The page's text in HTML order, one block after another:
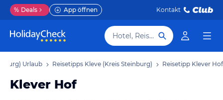
% Deals App öffnen Kontakt
Hotel, Reiseziel
Urlaub Reisetipps Kleve (Kreis Steinburg) Reisetipp Klever Hof
Klever Hof